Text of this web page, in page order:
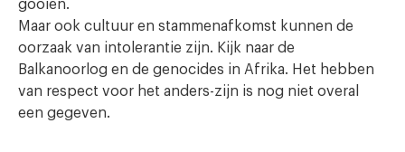
gooien.
Maar ook cultuur en stammenafkomst kunnen de
oorzaak van intolerantie zijn. Kijk naar de
Balkanoorlog en de genocides in Afrika. Het hebben
van respect voor het anders-zijn is nog niet overal
een gegeven.